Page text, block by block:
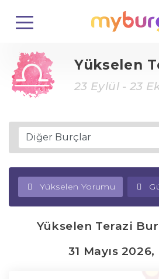
Yükselen
23 Eylül - 23
Yükselen Yorumu
Yükselen Terazi
31 Mayıs